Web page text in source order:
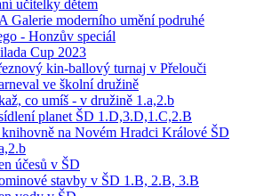
učitelky dětem
Galerie moderního umění podruhé
- Honzův speciál
Cup 2023
kin-ballový turnaj v Přelouči
ve školní družině
co umíš - v družině 1.a,2.b
planet ŠD 1.D,3.D,1.C,2.B
na Novém Hradci Králové ŠD
účesů v ŠD
stavby v ŠD 1.B, 2.B, 3.B